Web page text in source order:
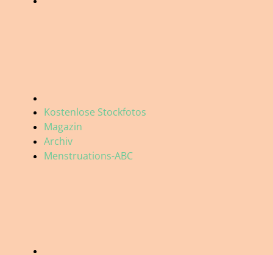
Kostenlose Stockfotos
Magazin
Archiv
Menstruations-ABC